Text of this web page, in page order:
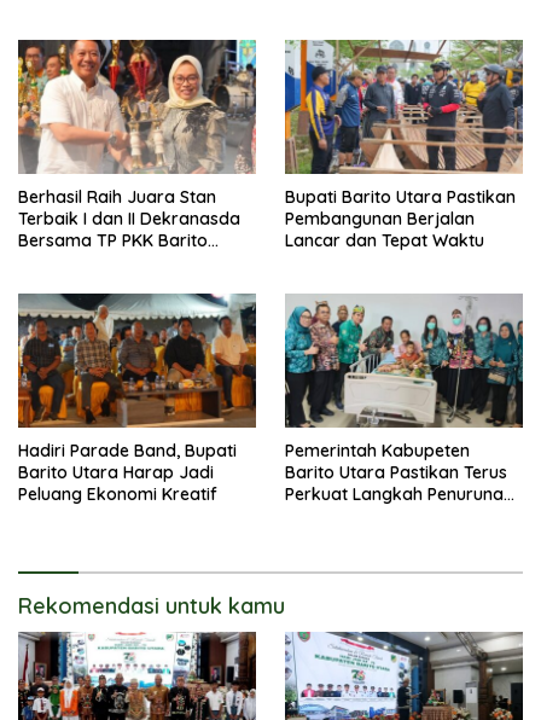
Daerah
Berhasil Raih Juara Stan
Terbaik I dan II Dekranasda
Bersama TP PKK Barito
Bupati Barito Utara Pastikan
Pembangunan Berjalan
Lancar dan Tepat Waktu
Hadiri Parade Band, Bupati
Barito Utara Harap Jadi
Peluang Ekonomi Kreatif
Pemerintah Kabupeten
Barito Utara Pastikan Terus
Perkuat Langkah Penurunan
Rekomendasi untuk kamu